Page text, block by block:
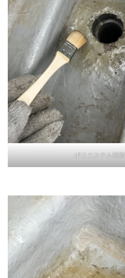
ポリエステル樹